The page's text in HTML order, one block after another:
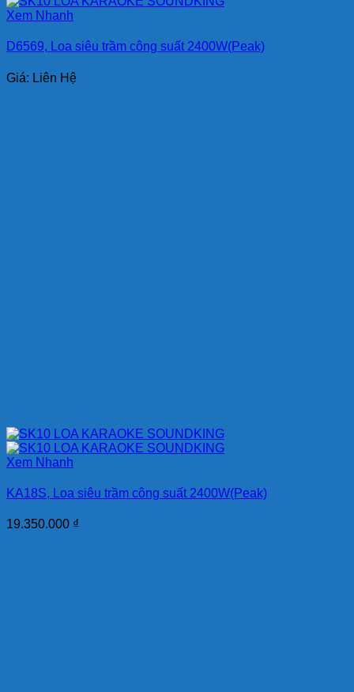
Xem Nhanh
D6569, Loa siêu trầm công suất 2400W(Peak)
Giá: Liên Hệ
Xem Nhanh
KA18S, Loa siêu trầm công suất 2400W(Peak)
19.350.000 ₫